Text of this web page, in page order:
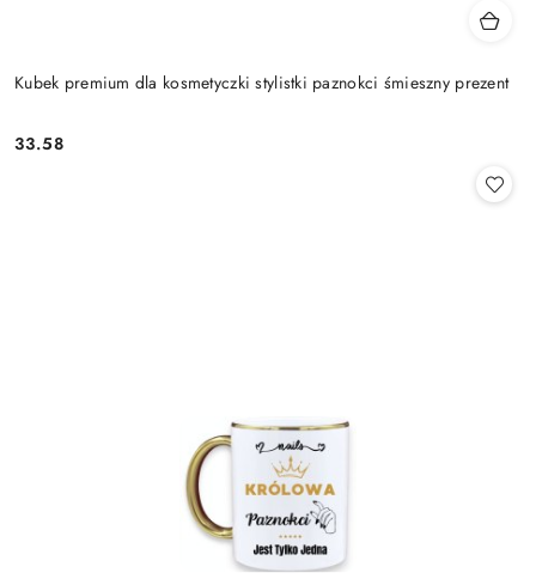
Kubek premium dla kosmetyczki stylistki paznokci śmieszny prezent
Cena:
33.58